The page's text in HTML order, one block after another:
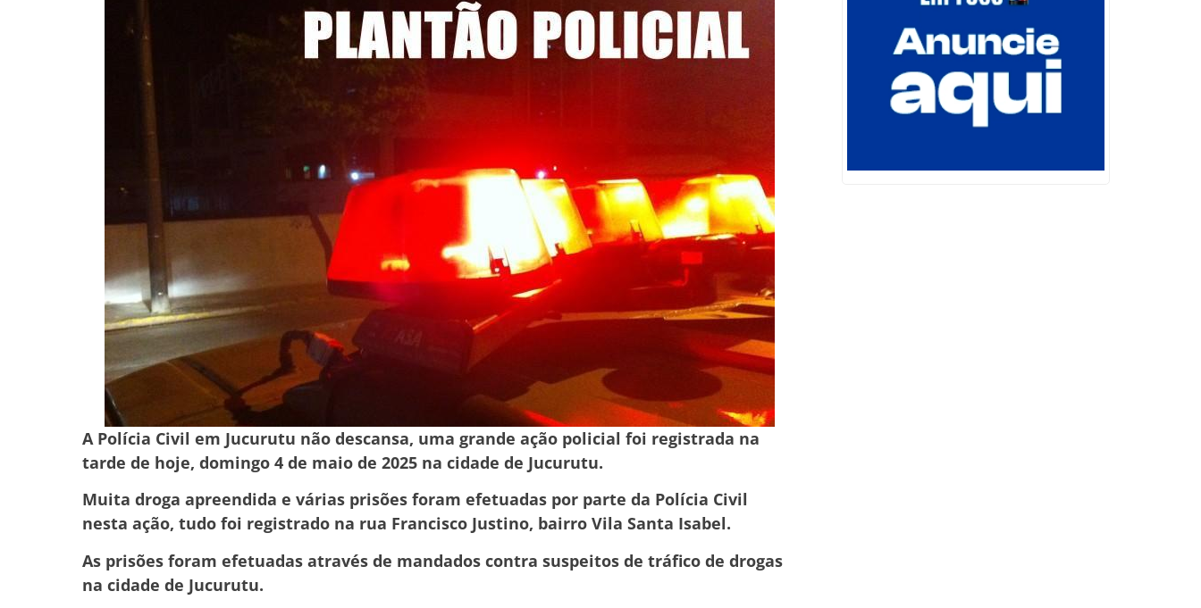
A Polícia Civil em Jucurutu não descansa, uma grande ação policial foi registrada na
tarde de hoje, domingo 4 de maio de 2025 na cidade de Jucurutu.
Muita droga apreendida e várias prisões foram efetuadas por parte da Polícia Civil
nesta ação, tudo foi registrado na rua Francisco Justino, bairro Vila Santa Isabel.
As prisões foram efetuadas através de mandados contra suspeitos de tráfico de drogas
na cidade de Jucurutu.